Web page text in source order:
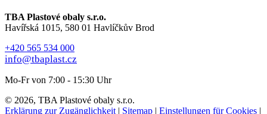
TBA Plastové obaly s.r.o.
Havířská 1015, 580 01 Havlíčkův Brod
+420 565 534 000
info@tbaplast.cz
Mo-Fr von 7:00 - 15:30 Uhr
© 2026, TBA Plastové obaly s.r.o.
Erklärung zur Zugänglichkeit | Sitemap | Einstellungen für Cookies |